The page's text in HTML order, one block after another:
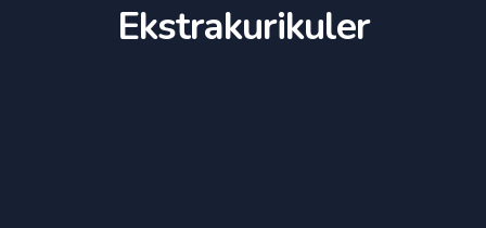
Ekstrakurikuler